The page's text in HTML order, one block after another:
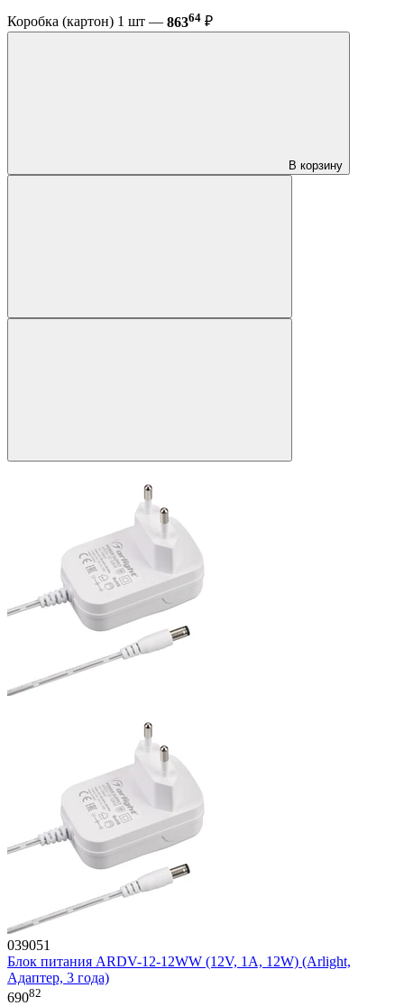
Коробка (картон) 1 шт — 86364 ₽
В корзину
039051
Блок питания ARDV-12-12WW (12V, 1A, 12W) (Arlight,
Адаптер, 3 года)
69082